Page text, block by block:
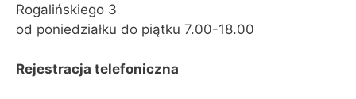
Rogalińskiego 3
od poniedziałku do piątku 7.00-18.00
Rejestracja telefoniczna